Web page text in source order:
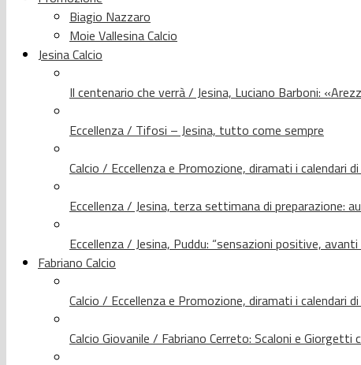
Biagio Nazzaro
Moie Vallesina Calcio
Jesina Calcio
Il centenario che verrà / Jesina, Luciano Barboni:
Eccellenza / Tifosi – Jesina, tutto come sempre
Calcio / Eccellenza e Promozione, diramati i calendari
Eccellenza / Jesina, terza settimana di preparazione:
Eccellenza / Jesina, Puddu: “sensazioni positive, avanti
Fabriano Calcio
Calcio / Eccellenza e Promozione, diramati i calendari
Calcio Giovanile / Fabriano Cerreto: Scaloni e Giorgetti